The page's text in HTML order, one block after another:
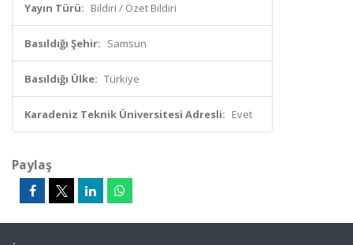
Yayın Türü: Bildiri / Özet Bildiri
Basıldığı Şehir: Samsun
Basıldığı Ülke: Türkiye
Karadeniz Teknik Üniversitesi Adresli: Evet
Paylaş